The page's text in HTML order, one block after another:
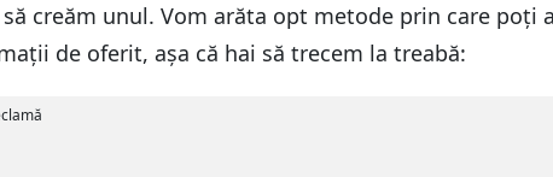
creăm unul. Vom arăta opt metode prin care poți
de oferit, așa că hai să trecem la treabă: